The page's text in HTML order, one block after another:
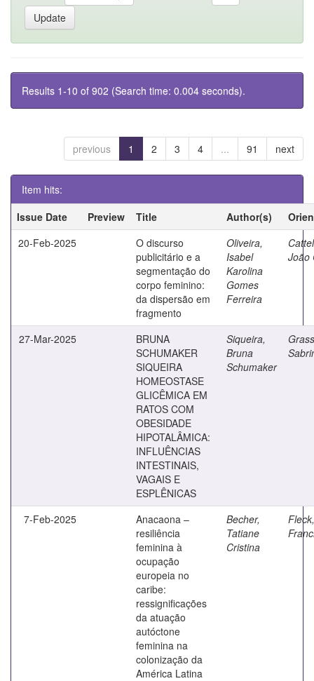
Results 1-10 of 902 (Search time: 0.004 seconds).
previous 1 2 3 4 ... 91 next
Item hits:
Issue Date
Preview Title Author(s)
20-Feb-2025
O discurso
publicitário e a
segmentação do
corpo feminino:
da dispersão em
fragmento
Oliveira,
Isabel
Karolina
Gomes
Ferreira
João
27-Mar-2025
BRUNA
SCHUMAKER
SIQUEIRA
HOMEOSTASE
GLICÊMICA EM
RATOS COM
OBESIDADE
HIPOTALÂMICA:
INFLUÊNCIAS
INTESTINAIS,
VAGAIS E
ESPLÊNICAS
Siqueira,
Bruna
Schumaker
7-Feb-2025
Anacaona –
resiliência
feminina à
ocupação
europeia no
caribe:
ressignificações
da atuação
autóctone
feminina na
colonização da
América Latina
Becher,
Tatiane
Cristina